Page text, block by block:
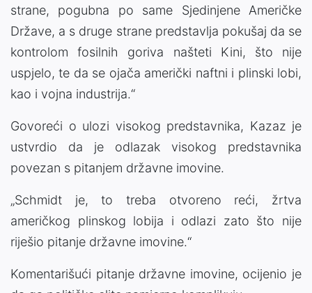
strane, pogubna po same Sjedinjene Američke
Države, a s druge strane predstavlja pokušaj da se
kontrolom fosilnih goriva našteti Kini, što nije
uspjelo, te da se ojača američki naftni i plinski lobi,
kao i vojna industrija.“
Govoreći o ulozi visokog predstavnika, Kazaz je
ustvrdio da je odlazak visokog predstavnika
povezan s pitanjem državne imovine.
„Schmidt je, to treba otvoreno reći, žrtva
američkog plinskog lobija i odlazi zato što nije
riješio pitanje državne imovine.“
Komentarišući pitanje državne imovine, ocijenio je